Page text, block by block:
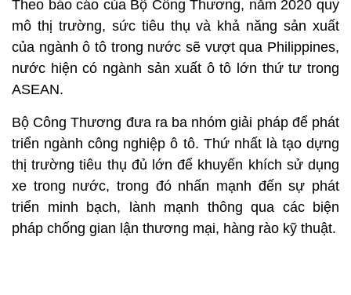
Theo báo cáo của Bộ Công Thương, năm 2020 quy
mô thị trường, sức tiêu thụ và khả năng sản xuất
của ngành ô tô trong nước sẽ vượt qua Philippines,
nước hiện có ngành sản xuất ô tô lớn thứ tư trong
ASEAN.
Bộ Công Thương đưa ra ba nhóm giải pháp để phát
triển ngành công nghiệp ô tô. Thứ nhất là tạo dựng
thị trường tiêu thụ đủ lớn để khuyến khích sử dụng
xe trong nước, trong đó nhấn mạnh đến sự phát
triển minh bạch, lành mạnh thông qua các biện
pháp chống gian lận thương mại, hàng rào kỹ thuật.